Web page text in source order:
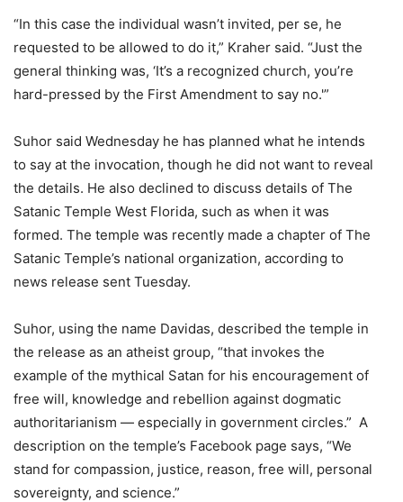
“In this case the individual wasn’t invited, per se, he
requested to be allowed to do it,” Kraher said. “Just the
general thinking was, ‘It’s a recognized church, you’re
hard-pressed by the First Amendment to say no.'”
Suhor said Wednesday he has planned what he intends
to say at the invocation, though he did not want to reveal
the details. He also declined to discuss details of The
Satanic Temple West Florida, such as when it was
formed. The temple was recently made a chapter of The
Satanic Temple’s national organization, according to
news release sent Tuesday.
Suhor, using the name Davidas, described the temple in
the release as an atheist group, “that invokes the
example of the mythical Satan for his encouragement of
free will, knowledge and rebellion against dogmatic
authoritarianism — especially in government circles.” A
description on the temple’s Facebook page says, “We
stand for compassion, justice, reason, free will, personal
sovereignty, and science.”